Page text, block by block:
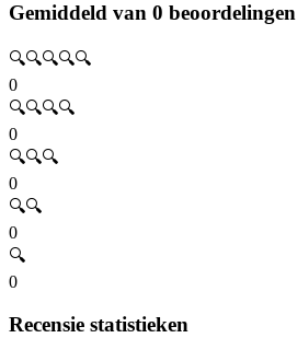
Gemiddeld van 0 beoordelingen
🔍🔍🔍🔍🔍
0
🔍🔍🔍🔍
0
🔍🔍🔍
0
🔍🔍
0
🔍
0
Recensie statistieken